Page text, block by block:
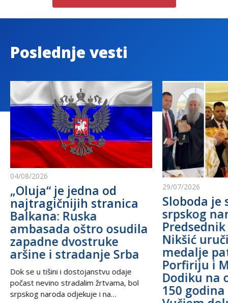
Poslednje vesti
04/08/2026
„Oluja“ je jedna od
najtragičnijih stranica
Balkana: Ruska
ambasada oštro osudila
zapadne dvostruke
aršine i stradanje Srba
Dok se u tišini i dostojanstvu odaje
počast nevino stradalim žrtvama, bol
srpskog naroda odjekuje i na
29/07/2026
Sloboda je
srpskog
Nikšić
medalje
Porfiriju i
Dodiku na
150